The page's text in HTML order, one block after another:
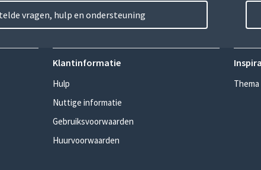
vragen, hulp en ondersteuning
Klantinformatie
Hulp
Nuttige informatie
Gebruiksvoorwaarden
Huurvoorwaarden
Thema